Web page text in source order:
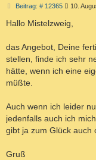
Beitrag: # 12365B
i
t
a
g
10.
Hallo Mistelzweig,
das Angebot, Deine
stellen, finde ich sehr
hätte, wenn ich eine
müßte.
Auch wenn ich leider
jedenfalls auch ich
gibt ja zum Glück auch
Gruß